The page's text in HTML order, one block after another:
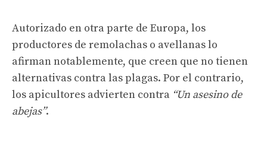
Autorizado en otra parte de Europa, los
productores de remolachas o avellanas lo
afirman notablemente, que creen que no tienen
alternativas contra las plagas. Por el contrario,
los apicultores advierten contra “Un asesino de
abejas”.